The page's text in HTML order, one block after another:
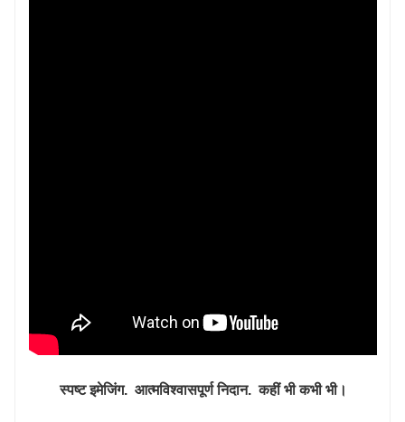
स्पष्ट इमेजिंग. आत्मविश्वासपूर्ण निदान. कहीं भी कभी भी।